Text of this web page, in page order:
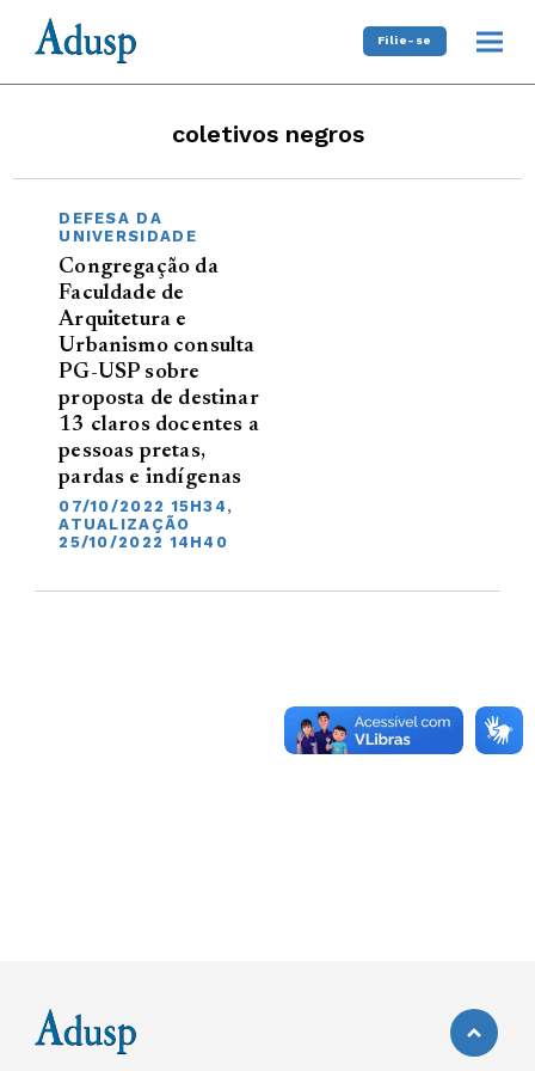
Filie-se
coletivos negros
DEFESA DA
UNIVERSIDADE
Congregação da
Faculdade de
Arquitetura e
Urbanismo consulta
PG-USP sobre
proposta de destinar
13 claros docentes a
pessoas pretas,
pardas e indígenas
07/10/2022 15H34,
ATUALIZAÇÃO
25/10/2022 14H40